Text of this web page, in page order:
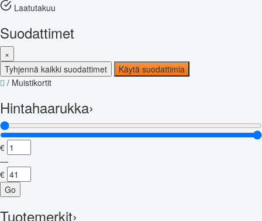
Laatutakuu
Suodattimet
×
Tyhjennä kaikki suodattimet
Käytä suodattimia
/ Muistikortit
Hintahaarukka›
€
—
€
Go
Tuotemerkit›